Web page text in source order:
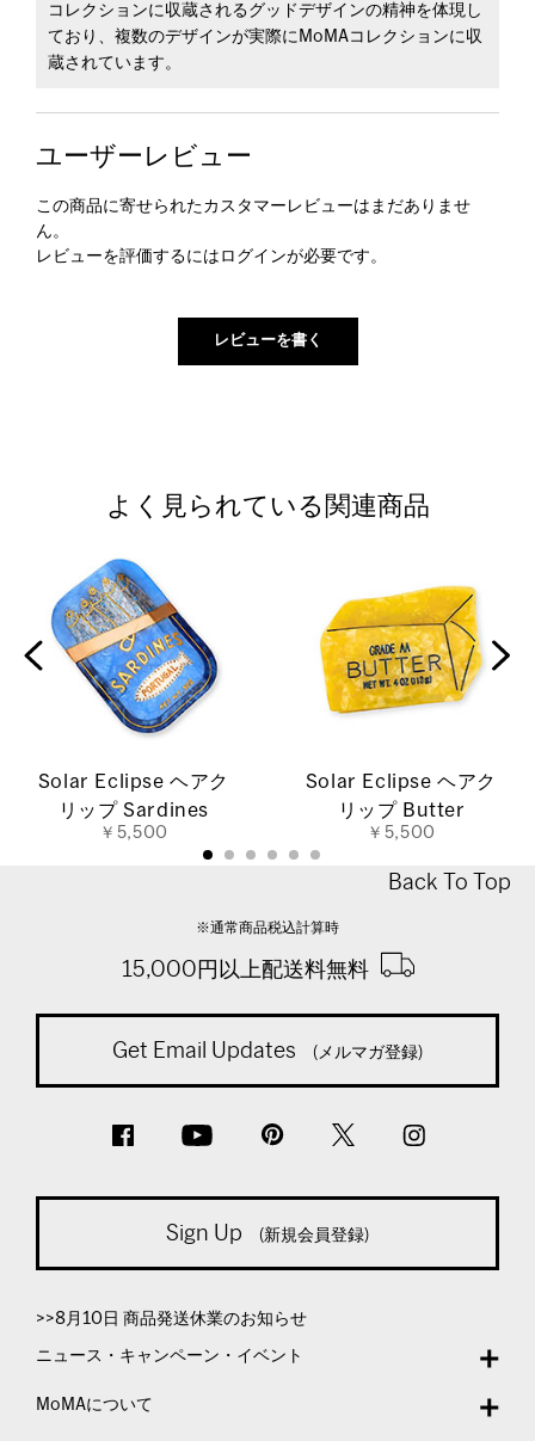
コレクションに収蔵されるグッドデザインの精神を体現し
ており、複数のデザインが実際にMoMAコレクションに収
蔵されています。
ユーザーレビュー
この商品に寄せられたカスタマーレビューはまだありませ
ん。
レビューを評価するには ログインが必要です。
よく見られている関連商品
Solar Eclipse ヘアク
リップ Sardines
￥5,500
Solar Eclipse ヘアク
リップ Butter
￥5,500
Back To Top
※通常商品税込計算時
15,000円以上配送料無料
Get Email Updates (メルマガ登録)
Sign Up (新規会員登録)
>>8月10日 商品発送休業のお知らせ
ニュース・キャンペーン・イベント
MoMAについて